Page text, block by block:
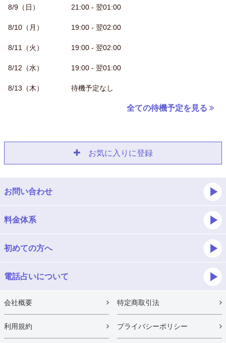
8/9（日） 21:00 - 翌01:00
8/10（月） 19:00 - 翌02:00
8/11（火） 19:00 - 翌02:00
8/12（水） 19:00 - 翌01:00
8/13（木） 待機予定なし
全ての待機予定を見る
お気に入りに登録
お問い合わせ
料金体系
初めての方へ
電話占いについて
会社概要 特定商取引法
利用規約 プライバシーポリシー